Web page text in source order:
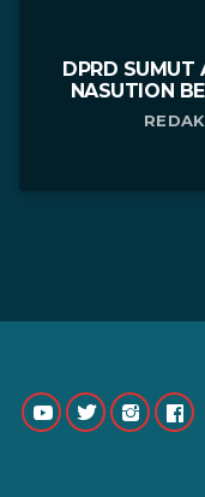
DPRD SUMUT
NASUTION